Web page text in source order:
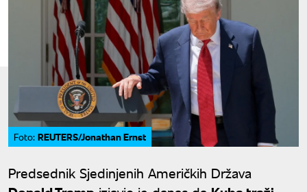
Foto: REUTERS/Jonathan Ernst
Predsednik Sjedinjenih Američkih Država